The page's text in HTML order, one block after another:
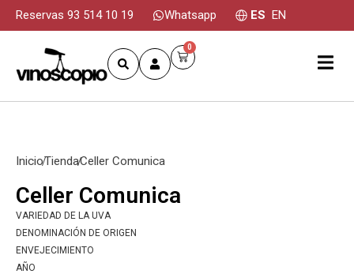
Reservas 93 514 10 19 Whatsapp ES EN
0
InicioTiendaCeller Comunica
Celler Comunica
VARIEDAD DE LA UVA
DENOMINACIÓN DE ORIGEN
ENVEJECIMIENTO
AÑO